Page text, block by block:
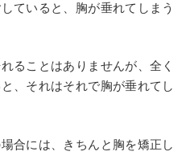
ていると、胸が垂れてしまう
ることはありませんが、全く
、それはそれで胸が垂れてし
合には、きちんと胸を矯正し